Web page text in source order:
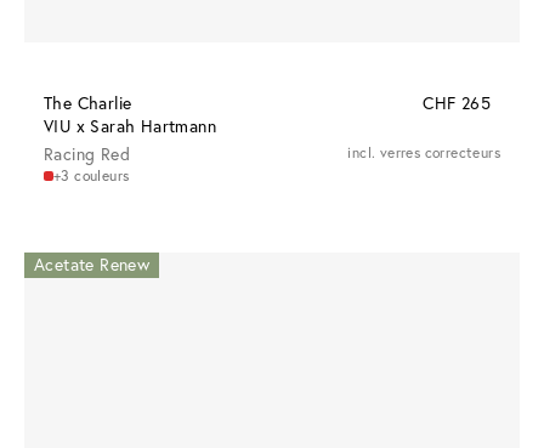
The Charlie
VIU x Sarah Hartmann
CHF 265
Racing Red
+3 couleurs
incl. verres correcteurs
Acetate Renew